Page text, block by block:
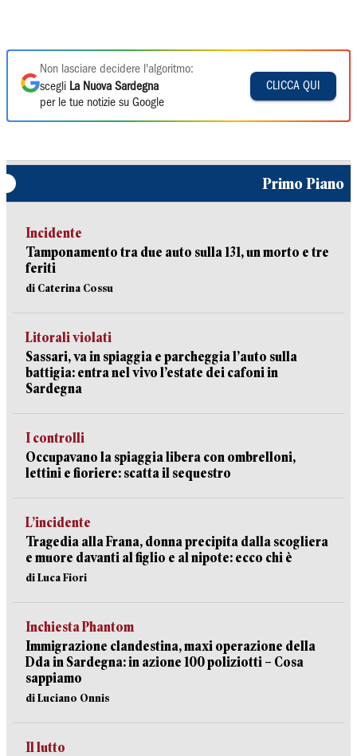
Non lasciare decidere l'algoritmo:
scegli La Nuova Sardegna
per le tue notizie su Google
CLICCA QUI
Primo Piano
Incidente
Tamponamento tra due auto sulla 131, un morto e tre
feriti
di Caterina Cossu
Litorali violati
Sassari, va in spiaggia e parcheggia l’auto sulla
battigia: entra nel vivo l’estate dei cafoni in
Sardegna
I controlli
Occupavano la spiaggia libera con ombrelloni,
lettini e fioriere: scatta il sequestro
L’incidente
Tragedia alla Frana, donna precipita dalla scogliera
e muore davanti al figlio e al nipote: ecco chi è
di Luca Fiori
Inchiesta Phantom
Immigrazione clandestina, maxi operazione della
Dda in Sardegna: in azione 100 poliziotti – Cosa
sappiamo
di Luciano Onnis
Il lutto